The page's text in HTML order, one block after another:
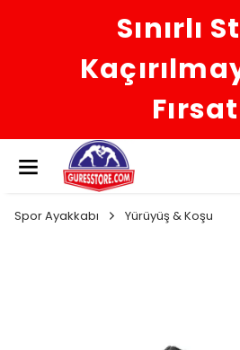
Sınırlı
Spor Ayakkabı Yürüyüş & Koşu